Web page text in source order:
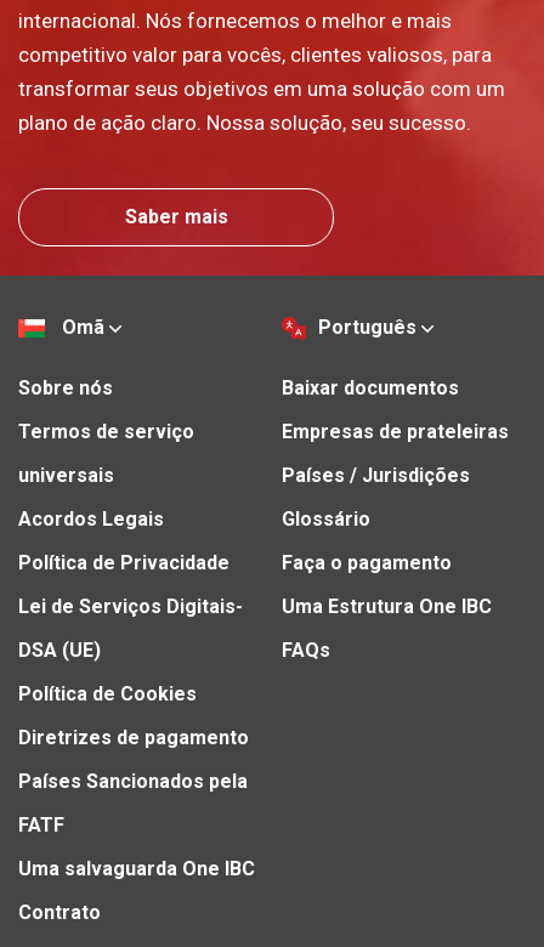
internacional. Nós fornecemos o melhor e mais
competitivo valor para vocês, clientes valiosos, para
transformar seus objetivos em uma solução com um
plano de ação claro. Nossa solução, seu sucesso.
Saber mais
Omã Português
Sobre nós
Termos de serviço
universais
Acordos Legais
Política de Privacidade
Lei de Serviços Digitais-
DSA (UE)
Política de Cookies
Diretrizes de pagamento
Países Sancionados pela
FATF
Uma salvaguarda One IBC
Contrato
Baixar documentos
Empresas de prateleiras
Países / Jurisdições
Glossário
Faça o pagamento
Uma Estrutura One IBC
FAQs